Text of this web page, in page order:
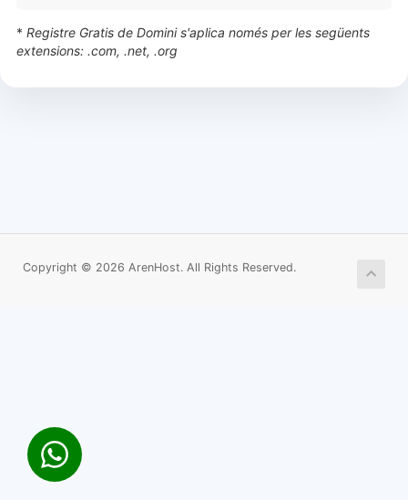
* Registre Gratis de Domini s'aplica només per les següents
extensions: .com, .net, .org
Copyright © 2026 ArenHost. All Rights Reserved.